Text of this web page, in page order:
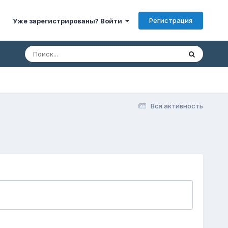
Уже зарегистрированы? Войти Регистрация
Вся активность